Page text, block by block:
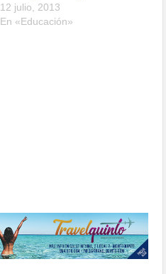
12 julio, 2013
En «Educación»